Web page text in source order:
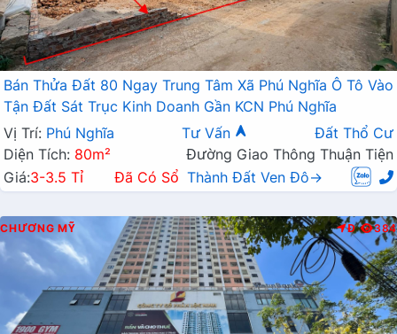
Bán Thửa Đất 80 Ngay Trung Tâm Xã Phú Nghĩa Ô Tô Vào
Tận Đất Sát Trục Kinh Doanh Gần KCN Phú Nghĩa
Vị Trí: Phú Nghĩa Tư Vấn
Đất Thổ Cư
Diện Tích: 80m²
Đường Giao Thông Thuận Tiện
Giá:3-3.5 Tỉ Đã Có Sổ Thành Đất Ven Đô→
CHƯƠNG MỸ Đ 384